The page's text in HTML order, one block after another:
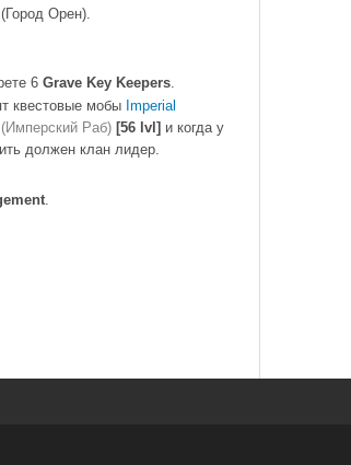
(Город Орен).
6 Grave Key Keepers.
квестовые мобы Imperial
(Имперский Раб) [56 lvl] и когда у
должен клан лидер.
.